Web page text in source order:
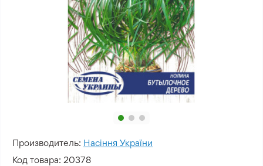
Производитель: Насіння України
Код товара: 20378